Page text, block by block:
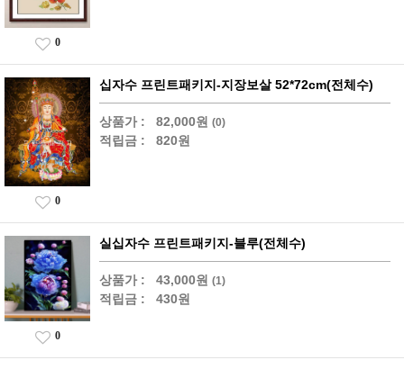
0
십자수 프린트패키지-지장보살 52*72cm(전체수)
상품가 : 82,000원 (0)
적립금 : 820원
0
실십자수 프린트패키지-블루(전체수)
상품가 : 43,000원 (1)
적립금 : 430원
0